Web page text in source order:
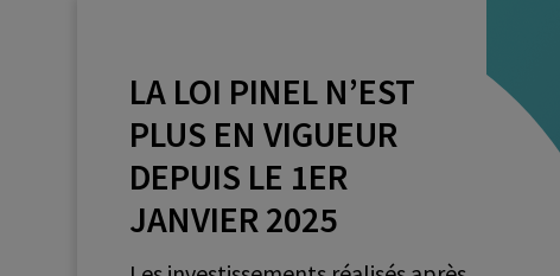
LA LOI PINEL N’EST
PLUS EN VIGUEUR
DEPUIS LE 1ER
JANVIER 2025